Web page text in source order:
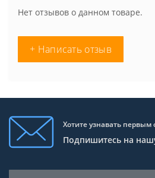
Нет отзывов о данном товаре.
+ Написать отзыв
Хотите узнавать первым
Подпишитесь на